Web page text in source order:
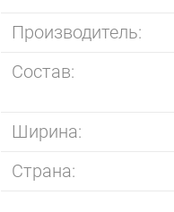
Производитель:
Состав:
Ширина:
Страна: